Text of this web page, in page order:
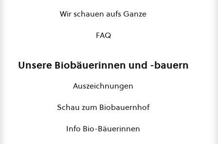
Wir schauen aufs Ganze
FAQ
Unsere Biobäuerinnen und -bauern
Auszeichnungen
Schau zum Biobauernhof
Info Bio-Bäuerinnen